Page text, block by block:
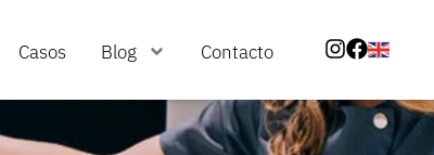
Casos Blog Contacto